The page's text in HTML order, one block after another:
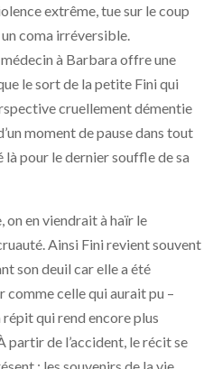
extrême, tue sur le coup
coma irréversible.
à Barbara offre une
le sort de la petite Fini qui
cruellement démentie
moment de pause dans tout
là pour le dernier souffle de sa
on en viendrait à haïr le
Ainsi Fini revient souvent
son deuil car elle a été
comme celle qui aurait pu –
répit qui rend encore plus
de l’accident, le récit se